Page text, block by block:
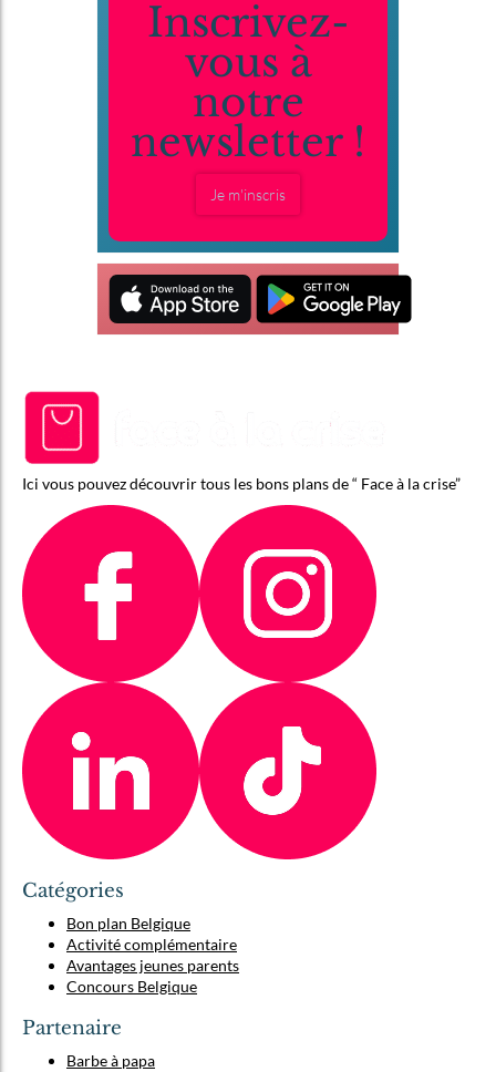
Inscrivez-
vous à
notre
newsletter !
Je m'inscris
Ici vous pouvez découvrir tous les bons plans de “ Face à la crise”
Catégories
Bon plan Belgique
Activité complémentaire
Avantages jeunes parents
Concours Belgique
Partenaire
Barbe à papa